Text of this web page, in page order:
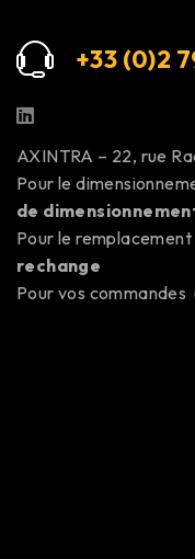
+33 (0)2
AXINTRA – 22, rue
Pour le
de
Pour le
rechange
Pour vos